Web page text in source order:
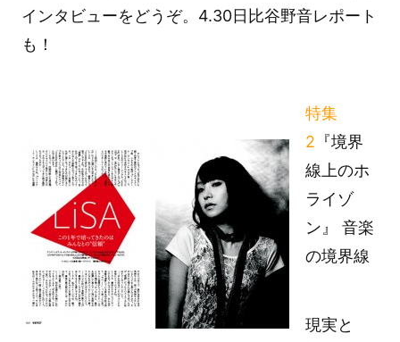
インタビューをどうぞ。4.30日比谷野音レポート
も！
特集
2 『境界
線上のホ
ライゾ
ン』 音楽
の境界線
現実と